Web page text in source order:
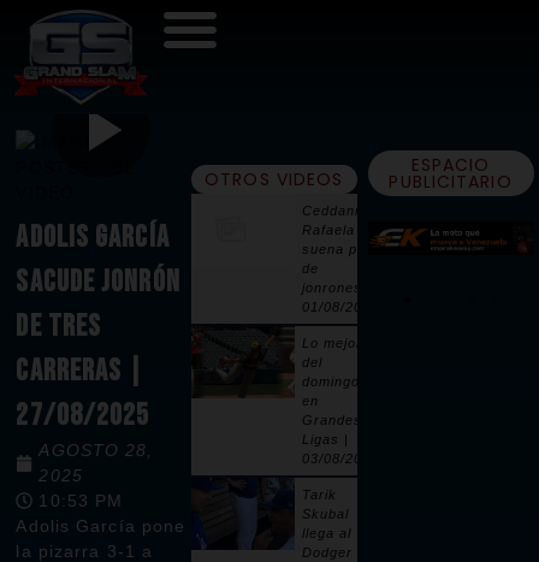
ADOLIS GARCÍA
SACUDE JONRÓN
DE TRES
CARRERAS |
27/08/2025
AGOSTO 28,
2025
10:53 PM
Adolis García pone
la pizarra 3-1 a
OTROS VIDEOS
Ceddanne
Rafaela
suena par
de
jonrones |
01/08/2026
Lo mejor
del
domingo
en
Grandes
Ligas |
03/08/2026
Tarik
Skubal
llega al
Dodger
ESPACIO
PUBLICITARIO